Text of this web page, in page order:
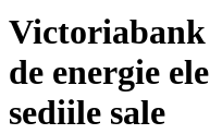
Victoriabank
de energie
sediile sale